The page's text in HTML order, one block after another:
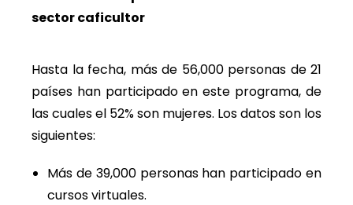
sector caficultor
Hasta la fecha, más de 56,000 personas de 21
países han participado en este programa, de
las cuales el 52% son mujeres. Los datos son los
siguientes:
Más de 39,000 personas han participado en
cursos virtuales.